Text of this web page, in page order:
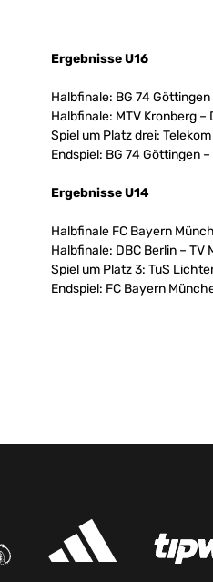
Ergebnisse U16
Halbfinale: BG 74
Halbfinale: MTV Kronberg
Spiel um Platz drei:
Endspiel: BG 74 Göttingen
Ergebnisse U14
Halbfinale FC Bayern
Halbfinale: DBC Berlin – TV
Spiel um Platz 3: TuS
Endspiel: FC Bayern